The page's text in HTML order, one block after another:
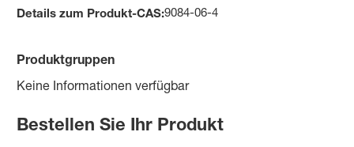
Details zum Produkt-CAS:9084-06-4
Produktgruppen
Keine Informationen verfügbar
Bestellen Sie Ihr Produkt